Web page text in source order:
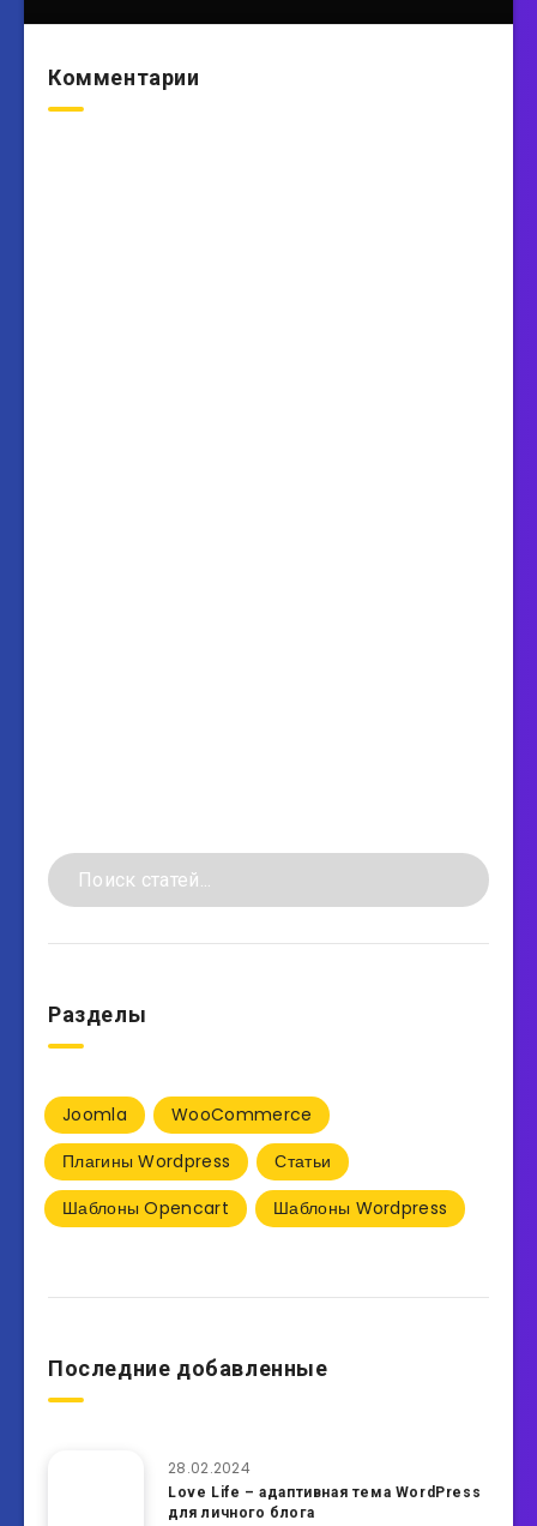
Комментарии
Разделы
Joomla
WooCommerce
Плагины Wordpress
Статьи
Шаблоны Opencart
Шаблоны Wordpress
Последние добавленные
28.02.2024
Love Life – адаптивная тема WordPress
для личного блога